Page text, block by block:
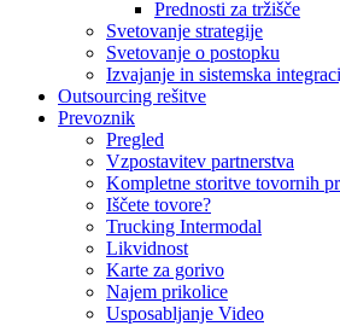
Prednosti za tržišče
Svetovanje strategije
Svetovanje o postopku
Izvajanje in sistemska
Outsourcing rešitve
Prevoznik
Pregled
Vzpostavitev partnerstva
Kompletne storitve tovornih
Iščete tovore?
Trucking Intermodal
Likvidnost
Karte za gorivo
Najem prikolice
Usposabljanje Video